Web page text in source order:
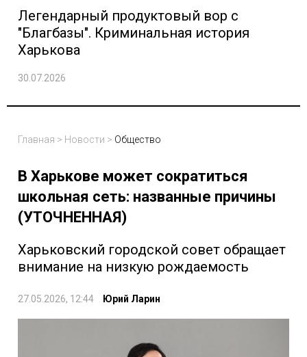
Легендарный продуктовый вор с
"Благбазы". Криминальная история
Харькова
30.07.2026
Главная > Новости > Общество
В Харькове может сократиться
школьная сеть: названные причины
(УТОЧНЕННАЯ)
Харьковский городской совет обращает
внимание на низкую рождаемость
27.05.2026, 12:44 Юрий Ларин